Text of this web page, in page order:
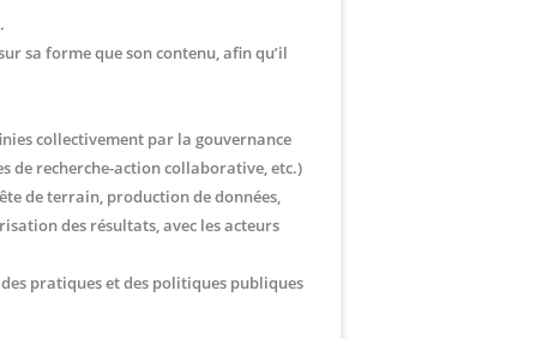
sa forme que son contenu, afin qu’il
collectivement par la gouvernance
de recherche-action collaborative, etc.)
de terrain, production de données,
des résultats, avec les acteurs
pratiques et des politiques publiques